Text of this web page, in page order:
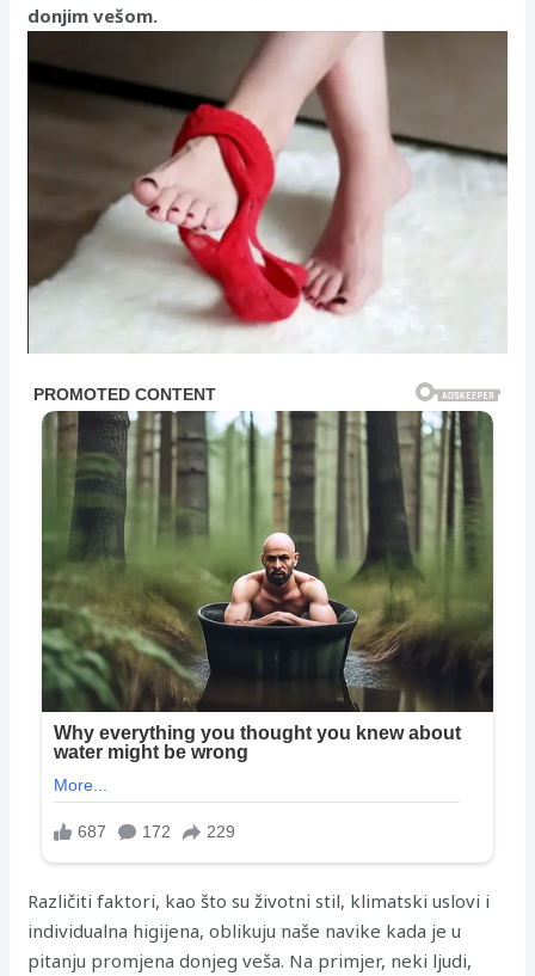
donjim vešom.
Različiti faktori, kao što su životni stil, klimatski uslovi i
individualna higijena, oblikuju naše navike kada je u
pitanju promjena donjeg veša. Na primjer, neki ljudi,